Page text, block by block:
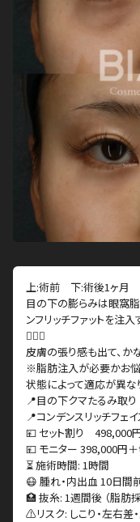
上:術前 下:術後1ヶ月
目の下の膨らみは眼窩
ンフリッチファットを注
👨🏻‍⚕️
皮膚の張り感も出て、か
※脂肪注入が必要かお悩
状態によって適応が異な
📍目の下クマたるみ取り
📍コンデンスリッチフェ
💴 セット割り 498,000
💴 モニター 398,000円
⏳ 施術時間: 1時間
😷 腫れ・内出血 10日間
🏥 抜糸: 1週間後 （脂肪
⚠️リスク: しこり・左右差